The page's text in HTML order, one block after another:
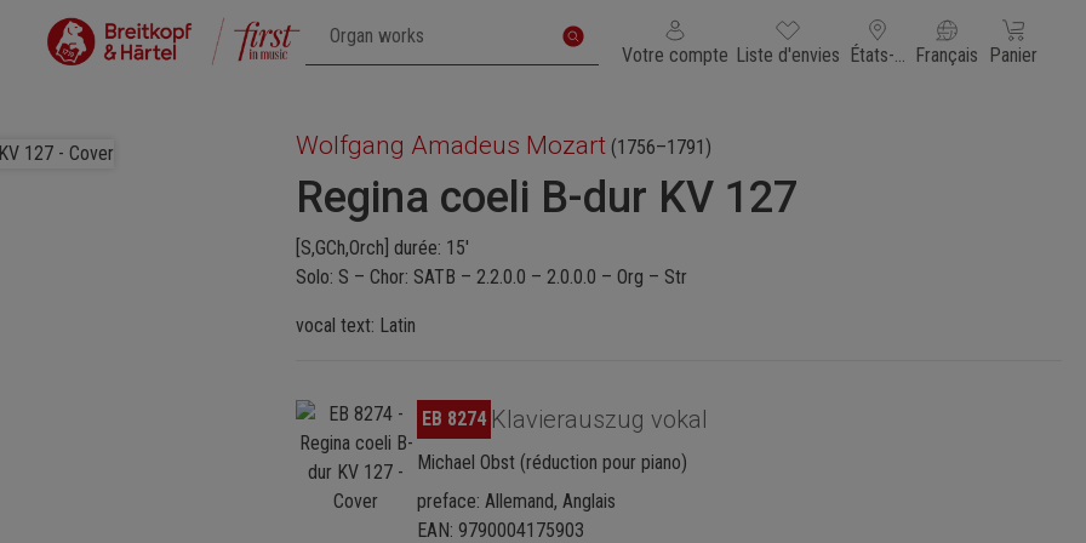
Votre compte Vous avez 0 articles dans votre liste de souhaits
Liste d'envies États-Unis d'Amérique
Français Le panier
Panier
Wolfgang Amadeus Mozart (1756–1791)
Regina coeli B-dur KV 127
[S,GCh,Orch] durée: 15'
Solo: S – Chor: SATB – 2.2.0.0 – 2.0.0.0 – Org – Str
vocal text: Latin
Ignorer la galerie d'images
EB 8274 Klavierauszug vokal
Michael Obst (réduction pour piano)
preface: Allemand, Anglais
EAN: 9790004175903